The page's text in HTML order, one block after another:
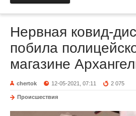
Нервная ковид-
побила
магазине
chertok 12-05-2021, 07:11 2 075
Происшествия